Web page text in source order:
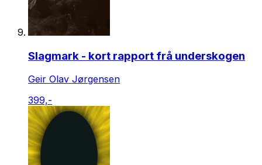
Slagmark - kort rapport frå underskogen
Geir Olav Jørgensen
399,-